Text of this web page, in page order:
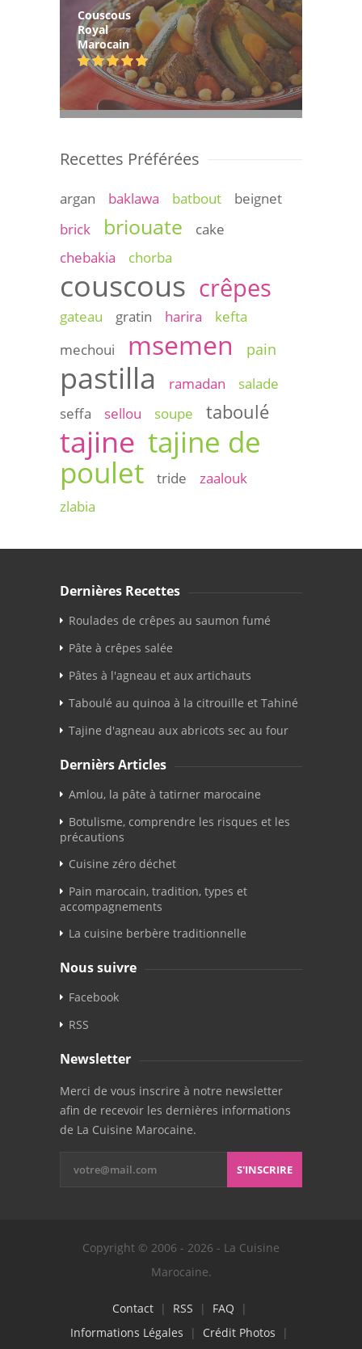
Couscous
Royal
Marocain
Recettes Préférées
argan baklawa batbout
beignet
brick
briouate
cake
chebakia
chorba
couscous crêpes
gateau gratin harira
kefta
mechoui
msemen pain
pastilla ramadan
salade
seffa
sellou soupe taboulé
tajine tajine de
poulet
tride
zaalouk
zlabia
Dernières Recettes
Roulades de crêpes au saumon fumé
Pâte à crêpes salée
Pâtes à l'agneau et aux artichauts
Taboulé au quinoa à la citrouille et Tahiné
Tajine d'agneau aux abricots sec au four
Dernièrs Articles
Amlou, la pâte à tatirner marocaine
Botulisme, comprendre les risques et les
précautions
Cuisine zéro déchet
Pain marocain, tradition, types et
accompagnements
La cuisine berbère traditionnelle
Nous suivre
Facebook
RSS
Newsletter
Merci de vous inscrire à notre newsletter
afin de recevoir les dernières informations
de La Cuisine Marocaine.
S'INSCRIRE
Copyright © 2006 - 2026 - La Cuisine
Marocaine.
Contact| RSS | FAQ |
Informations Légales | Crédit Photos |